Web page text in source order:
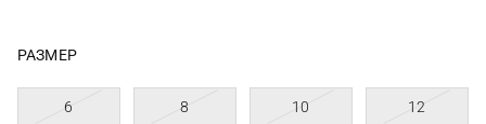
РАЗМЕР
6 8 10 12